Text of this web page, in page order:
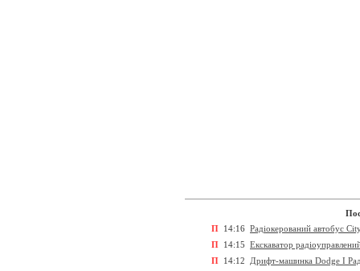
П 14:16 Радіокерований автобус
П 14:15 Екскаватор
П 14:12
Дрифт-машинка Dodge I